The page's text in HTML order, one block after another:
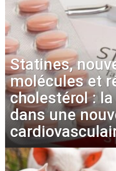
Statines,
molécules et
cholestérol :
dans une